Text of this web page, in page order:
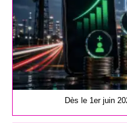
Dès le 1er juin